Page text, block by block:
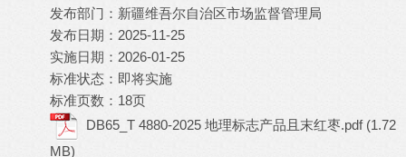
发布部门：新疆维吾尔自治区市场监督管理局
发布日期：2025-11-25
实施日期：2026-01-25
标准状态：即将实施
标准页数：18页
DB65_T 4880-2025 地理标志产品且末红枣.pdf (1.72
MB)